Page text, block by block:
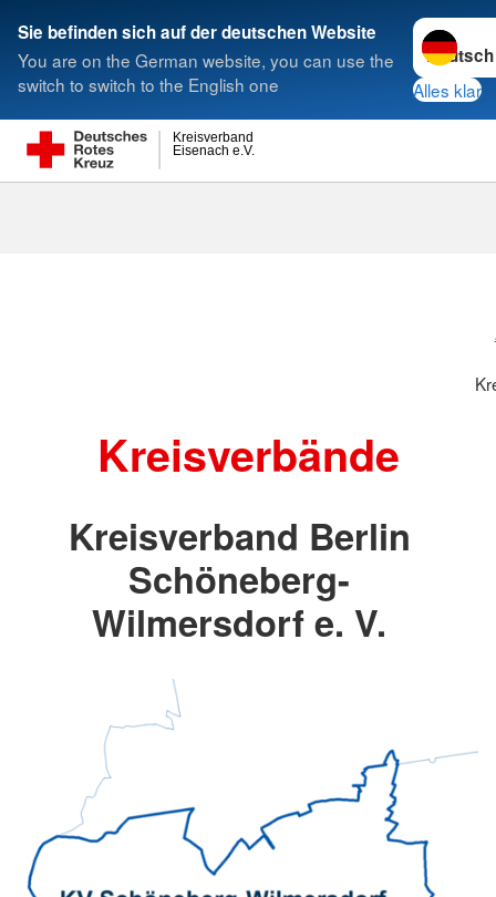
Sie befinden sich auf der deutschen Website
You are on the German website, you can use the
switch to switch to the English one
Sprache
Alles klar
Eisenach e.V.
Kreisverband
Suche
Kreisverbände
Kreisverband Berlin
Schöneberg-
Wilmersdorf e. V.